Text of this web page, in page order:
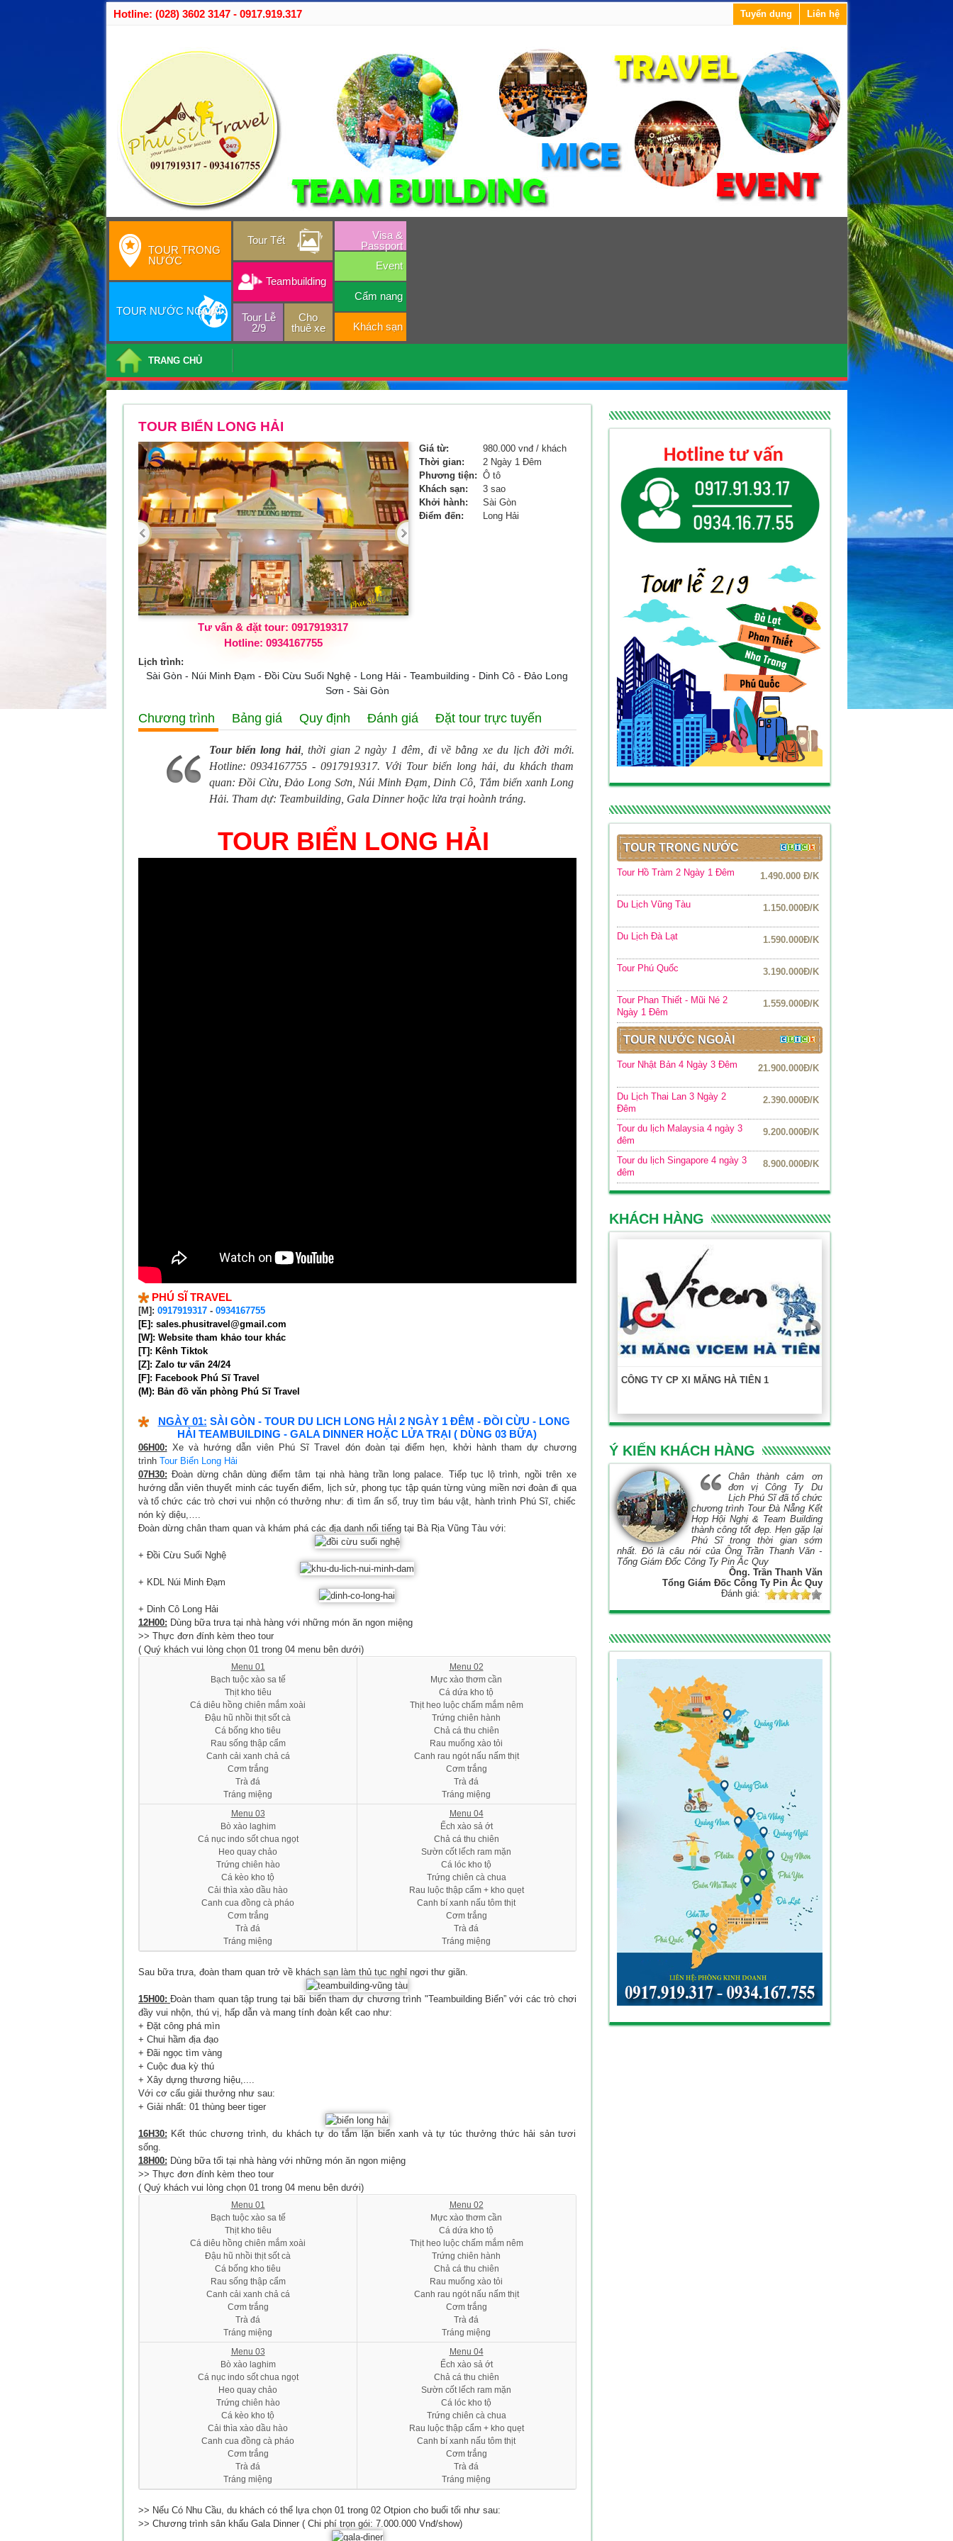
Hotline: (028) 3602 3147 - 0917.919.317 Tuyển dụng Liên hệ
TOUR TRONG
NƯỚC
TOUR NƯỚC NGOÀI
Tour Tết
Teambuilding
Tour Lễ
2/9
Cho
thuê xe
Visa &
Passport
Event
Cẩm nang
Khách sạn
TRANG CHỦ
TOUR BIỂN LONG HẢI
Tư vấn & đặt tour: 0917919317
Hotline: 0934167755
Giá từ:
980.000 vnđ / khách
Thời gian:
2 Ngày 1 Đêm
Phương tiện: Ô tô
Khách sạn:
3 sao
Khởi hành:
Sài Gòn
Điểm đến:
Long Hải
Lịch trình:
Sài Gòn - Núi Minh Đạm - Đồi Cừu Suối Nghệ - Long Hải - Teambuilding - Dinh Cô - Đảo Long
Sơn - Sài Gòn
Chương trình Bảng giá Quy định Đánh giá Đặt tour trực tuyến
Tour biển long hải, thời gian 2 ngày 1 đêm, đi về bằng xe du lịch đời mới.
Hotline: 0934167755 - 0917919317. Với Tour biển long hải, du khách tham
quan: Đồi Cừu, Đảo Long Sơn, Núi Minh Đạm, Dinh Cô, Tắm biển xanh Long
Hải. Tham dự: Teambuilding, Gala Dinner hoặc lửa trại hoành tráng.
TOUR BIỂN LONG HẢI
PHÚ SĨ TRAVEL
[M]: 0917919317- 0934167755
[E]: sales.phusitravel@gmail.com
[W]: Website tham khảo tour khác
[T]: Kênh Tiktok
[Z]: Zalo tư vấn 24/24
[F]: Facebook Phú Sĩ Travel
(M): Bản đồ văn phòng Phú Sĩ Travel
NGÀY 01: SÀI GÒN - TOUR DU LICH LONG HẢI 2 NGÀY 1 ĐÊM - ĐỒI CỪU - LONG
HẢI TEAMBUILDING - GALA DINNER HOẶC LỬA TRẠI ( DÙNG 03 BỮA)
06H00: Xe và hướng dẫn viên Phú Sĩ Travel đón đoàn tại điểm hẹn, khởi hành tham dự chương
trình Tour Biển Long Hải
07H30: Đoàn dừng chân dùng điểm tâm tại nhà hàng trần long palace. Tiếp tục lộ trình, ngồi trên xe
hướng dẫn viên thuyết minh các tuyến điểm, lịch sử, phong tục tập quán từng vùng miền nơi đoàn đi qua
và tổ chức các trò chơi vui nhộn có thưởng như: đi tìm ẩn số, truy tìm báu vật, hành trình Phú Sĩ, chiếc
nón kỳ diệu,….
Đoàn dừng chân tham quan và khám phá các địa danh nổi tiếng tại Bà Rịa Vũng Tàu với:
+ Đồi Cừu Suối Nghệ
+ KDL Núi Minh Đạm
+ Dinh Cô Long Hải
12H00: Dùng bữa trưa tại nhà hàng với những món ăn ngon miệng
>> Thực đơn đính kèm theo tour
( Quý khách vui lòng chọn 01 trong 04 menu bên dưới)
Menu 01
Bạch tuộc xào sa tế
Thịt kho tiêu
Cá diêu hồng chiên mắm xoài
Đậu hũ nhồi thịt sốt cà
Cá bống kho tiêu
Rau sống thập cẩm
Canh cải xanh chả cá
Cơm trắng
Trà đá
Tráng miệng
Menu 02
Mực xào thơm cần
Cá dứa kho tộ
Thịt heo luộc chấm mắm nêm
Trứng chiên hành
Chả cá thu chiên
Rau muống xào tỏi
Canh rau ngót nấu nấm thịt
Cơm trắng
Trà đá
Tráng miệng
Menu 03
Bò xào laghim
Cá nục indo sốt chua ngọt
Heo quay chảo
Trứng chiên hào
Cá kèo kho tộ
Cải thìa xào dầu hào
Canh cua đồng cà pháo
Cơm trắng
Trà đá
Tráng miệng
Menu 04
Ếch xào sả ớt
Chả cá thu chiên
Sườn cốt lếch ram mặn
Cá lóc kho tộ
Trứng chiên cà chua
Rau luộc thập cẩm + kho quẹt
Canh bí xanh nấu tôm thịt
Cơm trắng
Trà đá
Tráng miệng
Sau bữa trưa, đoàn tham quan trở về khách sạn làm thủ tục nghỉ ngơi thư giãn.
15H00: Đoàn tham quan tập trung tại bãi biển tham dự chương trình "Teambuilding Biển” với các trò chơi
đầy vui nhộn, thú vị, hấp dẫn và mang tính đoàn kết cao như:
+ Đặt công phá mìn
+ Chui hầm địa đạo
+ Đãi ngọc tìm vàng
+ Cuộc đua kỳ thú
+ Xây dựng thương hiệu,....
Với cơ cấu giải thưởng như sau:
+ Giải nhất: 01 thùng beer tiger
16H30: Kết thúc chương trình, du khách tự do tắm lặn biển xanh và tự túc thưởng thức hải sản tươi
sống.
18H00: Dùng bữa tối tại nhà hàng với những món ăn ngon miệng
>> Thực đơn đính kèm theo tour
( Quý khách vui lòng chọn 01 trong 04 menu bên dưới)
Menu 01
Bạch tuộc xào sa tế
Thịt kho tiêu
Cá diêu hồng chiên mắm xoài
Đậu hũ nhồi thịt sốt cà
Cá bống kho tiêu
Rau sống thập cẩm
Canh cải xanh chả cá
Cơm trắng
Trà đá
Tráng miệng
Menu 02
Mực xào thơm cần
Cá dứa kho tộ
Thịt heo luộc chấm mắm nêm
Trứng chiên hành
Chả cá thu chiên
Rau muống xào tỏi
Canh rau ngót nấu nấm thịt
Cơm trắng
Trà đá
Tráng miệng
Menu 03
Bò xào laghim
Cá nục indo sốt chua ngọt
Heo quay chảo
Trứng chiên hào
Cá kèo kho tộ
Cải thìa xào dầu hào
Canh cua đồng cà pháo
Cơm trắng
Trà đá
Tráng miệng
Menu 04
Ếch xào sả ớt
Chả cá thu chiên
Sườn cốt lếch ram mặn
Cá lóc kho tộ
Trứng chiên cà chua
Rau luộc thập cẩm + kho quẹt
Canh bí xanh nấu tôm thịt
Cơm trắng
Trà đá
Tráng miệng
>> Nếu Có Nhu Cầu, du khách có thể lựa chọn 01 trong 02 Otpion cho buổi tối như sau:
>> Chương trình sân khấu Gala Dinner ( Chi phí trọn gói: 7.000.000 Vnđ/show)
TOUR TRONG NƯỚC
Tour Hồ Tràm 2 Ngày 1 Đêm 1.490.000 Đ/K
Du Lịch Vũng Tàu 1.150.000Đ/K
Du Lịch Đà Lạt 1.590.000Đ/K
Tour Phú Quốc 3.190.000Đ/K
Tour Phan Thiết - Mũi Né 2
Ngày 1 Đêm
1.559.000Đ/K
TOUR NƯỚC NGOÀI
Tour Nhật Bản 4 Ngày 3 Đêm 21.900.000Đ/K
Du Lịch Thai Lan 3 Ngày 2
Đêm
2.390.000Đ/K
Tour du lịch Malaysia 4 ngày 3
đêm
9.200.000Đ/K
Tour du lịch Singapore 4 ngày 3
đêm
8.900.000Đ/K
KHÁCH HÀNG
CÔNG TY CP XI MĂNG HÀ TIÊN 1
Ý KIẾN KHÁCH HÀNG
Chân thành cảm ơn
đơn vị Công Ty Du
Lịch Phú Sĩ đã tổ chức
chương trình Tour Đà Nẵng Kết
Hợp Hội Nghị & Team Building
thành công tốt đẹp. Hẹn gặp lại
Phú Sĩ trong thời gian sớm
nhất. Đó là câu nói của Ông Trần Thanh Văn -
Tổng Giám Đốc Công Ty Pin Ắc Quy
Ông. Trần Thanh Văn
Tổng Giám Đốc Công Ty Pin Ắc Quy
Đánh giá: